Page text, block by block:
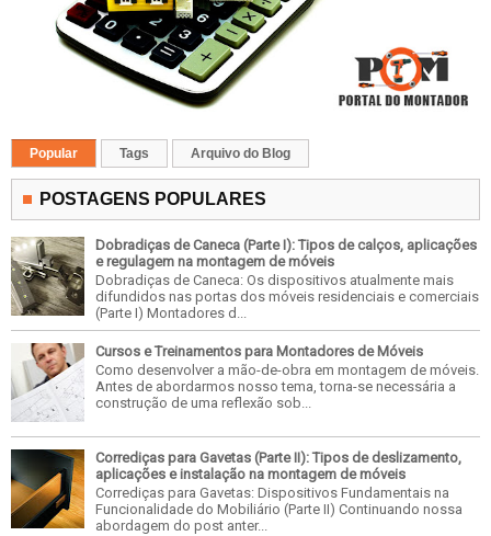
Popular Tags Arquivo do Blog
POSTAGENS POPULARES
Dobradiças de Caneca (Parte I): Tipos de calços, aplicações
e regulagem na montagem de móveis
Dobradiças de Caneca: Os dispositivos atualmente mais
difundidos nas portas dos móveis residenciais e comerciais
(Parte I) Montadores d...
Cursos e Treinamentos para Montadores de Móveis
Como desenvolver a mão-de-obra em montagem de móveis.
Antes de abordarmos nosso tema, torna-se necessária a
construção de uma reflexão sob...
Corrediças para Gavetas (Parte II): Tipos de deslizamento,
aplicações e instalação na montagem de móveis
Corrediças para Gavetas: Dispositivos Fundamentais na
Funcionalidade do Mobiliário (Parte II) Continuando nossa
abordagem do post anter...